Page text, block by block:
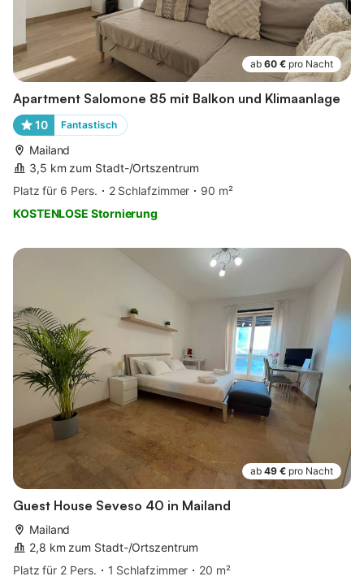
ab 60 € pro Nacht
Apartment Salomone 85 mit Balkon und Klimaanlage
10 Fantastisch
Mailand
3,5 km zum Stadt-/Ortszentrum
Platz für 6 Pers.
2 Schlafzimmer
90 m²
KOSTENLOSE Stornierung
ab 49 € pro Nacht
Guest House Seveso 40 in Mailand
Mailand
2,8 km zum Stadt-/Ortszentrum
Platz für 2 Pers.
1 Schlafzimmer
20 m²